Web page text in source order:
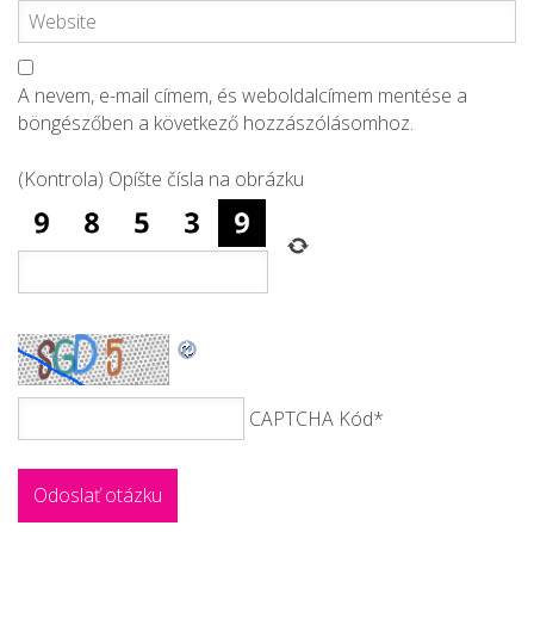
A nevem, e-mail címem, és weboldalcímem mentése a
böngészőben a következő hozzászólásomhoz.
(Kontrola) Opíšte čísla na obrázku
CAPTCHA Kód*